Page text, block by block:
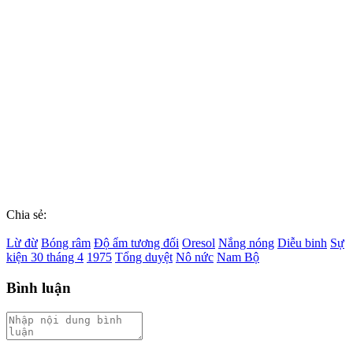
Chia sẻ:
Lừ đừ Bóng râm Độ ẩm tương đối Oresol Nắng nóng Diễu binh Sự
kiện 30 tháng 4 1975 Tổng duyệt Nô nức Nam Bộ
Bình luận